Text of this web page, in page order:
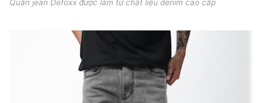
Quần jean Defoxx được làm từ chất liệu denim cao cấp